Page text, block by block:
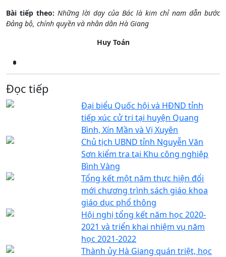
Bài tiếp theo: Những lời dạy của Bác là kim chỉ nam dẫn bước
Đảng bộ, chính quyền và nhân dân Hà Giang
Huy Toán
Đọc tiếp
Đại biểu Quốc hội và HĐND tỉnh
tiếp xúc cử tri tại huyện Quang
Bình, Xín Mần và Vị Xuyên
Chủ tịch UBND tỉnh Nguyễn Văn
Sơn kiểm tra tại Khu công nghiệp
Bình Vàng
Tổng kết một năm thực hiện đổi
mới chương trình sách giáo khoa
giáo dục phổ thông
Hội nghị tổng kết năm học 2020-
2021 và triển khai nhiệm vụ năm
học 2021-2022
Thành ủy Hà Giang quán triệt, học